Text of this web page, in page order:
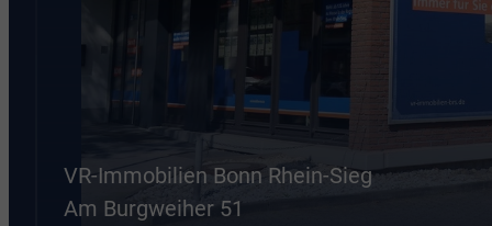
VR-Immobilien Bonn Rhein-Sieg
Am Burgweiher 51